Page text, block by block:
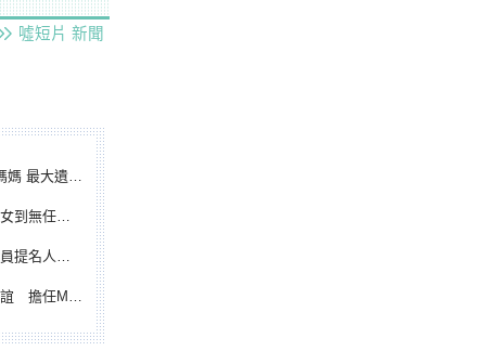
噓短片 新聞
憾無緣大聯盟
判人生國際發光
名 將另提他人
台灣日開球嘉賓